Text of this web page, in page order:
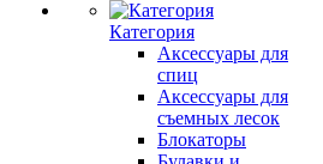
Категория
Аксессуары для
спиц
Аксессуары для
съемных лесок
Блокаторы